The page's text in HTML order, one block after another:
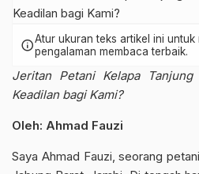
infoAtur ukuran teks artikel ini untuk
pengalaman membaca terbaik.
Jeritan Petani Kelapa
Keadilan bagi Kami?
Oleh: Ahmad Fauzi
Saya Ahmad Fauzi, seorang